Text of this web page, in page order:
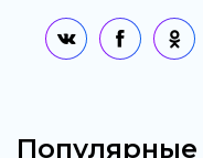
Популярные